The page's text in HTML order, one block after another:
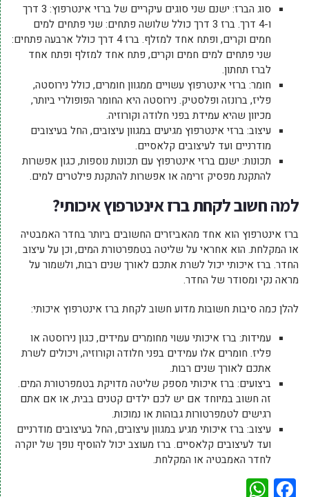
סוג הברז: ישנם שני סוגים עיקריים של ברזי אינטרפוץ: 3 דרך
ו-4 דרך. ברז 3 דרך כולל שלושה פתחים: שני פתחים למים
חמים וקרים, ופתח אחד למזלף. ברז 4 דרך כולל ארבעה פתחים:
שני פתחים למים חמים וקרים, פתח אחד למזלף ופתח אחד
לברז תחתון.
חומר: ברזי אינטרפוץ עשויים ממגוון חומרים, כולל נירוסטה,
פליז, ברונזה ופלסטיק. נירוסטה היא החומר הפופולרי ביותר,
מכיוון שהיא עמידת בפני חלודה וקורוזיה.
עיצוב: ברזי אינטרפוץ מגיעים במגוון עיצובים, החל בעיצובים
מודרניים ועד לעיצובים קלאסיים.
תכונות: ישנם ברזי אינטרפוץ עם תכונות נוספות, כגון אפשרות
להתקנת מפסיק זרימה או אפשרות להתקנת פילטרים למים.
למה חשוב לקחת ברז אינטרפוץ איכותי?
ברז אינטרפוץ הוא אחד מהאביזרים החשובים ביותר בחדר האמבטיה
או המקלחת. הוא אחראי על שליטה בטמפרטורת המים, וכן על עיצוב
החדר. ברז איכותי יכול לשרת אתכם לאורך שנים רבות, ולשמור על
מראה נקי ומסודר של החדר.
להלן כמה סיבות חשובות מדוע חשוב לקחת ברז אינטרפוץ איכותי:
עמידות: ברז איכותי עשוי מחומרים עמידים, כגון נירוסטה או
פליז. חומרים אלו עמידים בפני חלודה וקורוזיה, ויכולים לשרת
אתכם לאורך שנים רבות.
ביצועים: ברז איכותי מספק שליטה מדויקת בטמפרטורת המים.
זה חשוב במיוחד אם יש לכם ילדים קטנים בבית, או אם אתם
רגישים לטמפרטורות גבוהות או נמוכות.
עיצוב: ברז איכותי מגיע במגוון עיצובים, החל בעיצובים מודרניים
ועד לעיצובים קלאסיים. ברז מעוצב יכול להוסיף נופך של יוקרה
לחדר האמבטיה או המקלחת.
Facebook